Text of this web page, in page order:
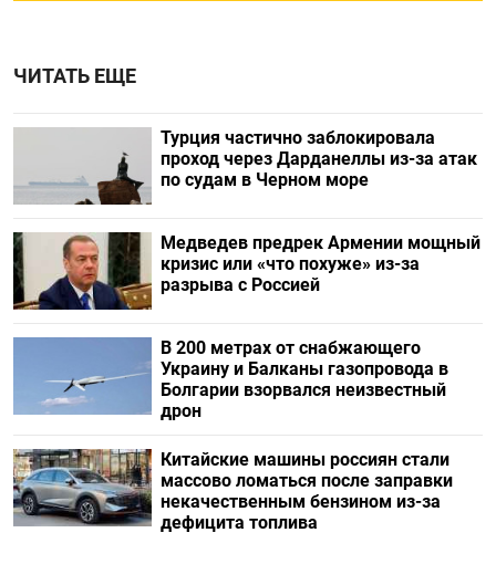
ЧИТАТЬ ЕЩЕ
Турция частично заблокировала
проход через Дарданеллы из-за атак
по судам в Черном море
Медведев предрек Армении мощный
кризис или «что похуже» из-за
разрыва с Россией
В 200 метрах от снабжающего
Украину и Балканы газопровода в
Болгарии взорвался неизвестный
дрон
Китайские машины россиян стали
массово ломаться после заправки
некачественным бензином из-за
дефицита топлива